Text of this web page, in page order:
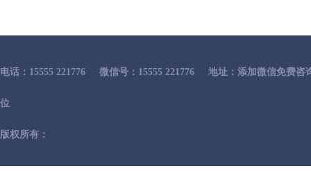
电话：15555 221776 微信号：15555 221776 地址：添加微信免费咨
位
版权所有：